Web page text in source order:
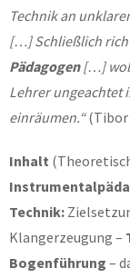
Technik an
[…] Schließlich
Pädagogen[…]
Lehrer ungeachtet
einräumen.“(Tibor
Inhalt
Technik:
Klangerzeugung –
Bogenführung –